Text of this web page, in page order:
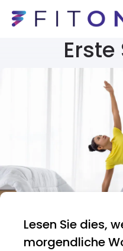
Lesen Sie dies,
morgendliche